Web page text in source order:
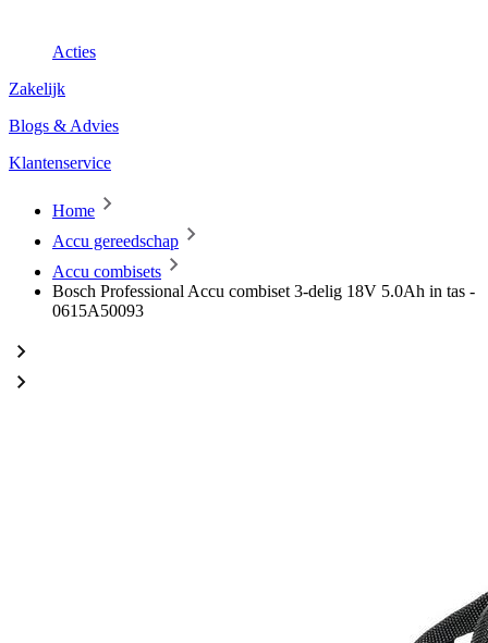
Acties
Zakelijk
Blogs & Advies
Klantenservice
Home
Accu gereedschap
Accu combisets
Bosch Professional Accu combiset 3-delig 18V 5.0Ah in tas -
0615A50093